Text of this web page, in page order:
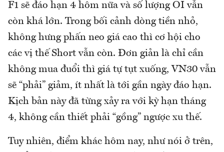
F1 sẽ đáo hạn 4 hôm nữa và số lượng OI vẫn
còn khá lớn. Trong bối cảnh dòng tiền nhỏ,
không hưng phấn neo giá cao thì cơ hội cho
các vị thế Short vẫn còn. Đơn giản là chỉ cần
không mua đuổi thì giá tự tụt xuống, VN30 vẫn
sẽ “phải” giảm, ít nhất là tới gần ngày đáo hạn.
Kịch bản này đã từng xảy ra với kỳ hạn tháng
4, không cần thiết phải “gồng” ngược xu thế.
Tuy nhiên, điểm khác hôm nay, như nói ở trên,